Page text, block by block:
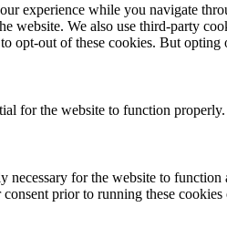
experience while you navigate
website. We also use third-party
opt-out of these cookies. But
for the website to function
for the website to
prior to running these